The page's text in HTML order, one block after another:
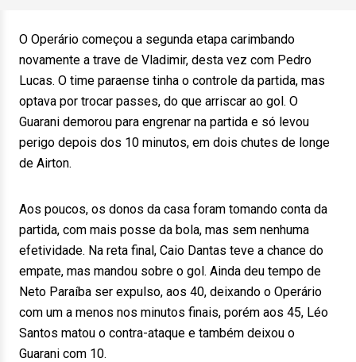
O Operário começou a segunda etapa carimbando
novamente a trave de Vladimir, desta vez com Pedro
Lucas. O time paraense tinha o controle da partida, mas
optava por trocar passes, do que arriscar ao gol. O
Guarani demorou para engrenar na partida e só levou
perigo depois dos 10 minutos, em dois chutes de longe
de Airton.
Aos poucos, os donos da casa foram tomando conta da
partida, com mais posse da bola, mas sem nenhuma
efetividade. Na reta final, Caio Dantas teve a chance do
empate, mas mandou sobre o gol. Ainda deu tempo de
Neto Paraíba ser expulso, aos 40, deixando o Operário
com um a menos nos minutos finais, porém aos 45, Léo
Santos matou o contra-ataque e também deixou o
Guarani com 10.